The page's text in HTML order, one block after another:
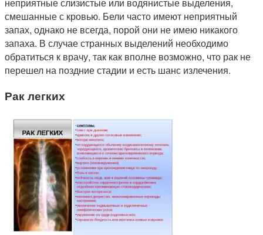
смешанные с кровью. Бели часто имеют неприятный
запах, однако не всегда, порой они не имею никакого
запаха. В случае странных выделений необходимо
обратиться к врачу, так как вполне возможно, что рак не
перешел на поздние стадии и есть шанс излечения.
Рак легких